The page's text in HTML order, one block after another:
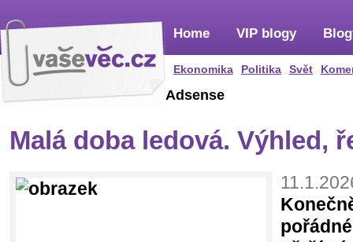
Home
Ekonomika Politika Svět
VIP blogy
Adsense
Malá doba ledová. Výhled,